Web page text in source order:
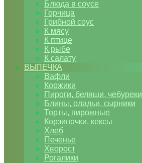
Блюда в соусе
Горчица
Грибной соус
К мясу
К птице
К рыбе
К салату
ВЫПЕЧКА
Вафли
Коржики
Пироги, беляши, чебуреки
Блины, оладьи, сырники
Торты, пирожные
Корзиночки, кексы
Хлеб
Печенье
Хворост
Рогалики